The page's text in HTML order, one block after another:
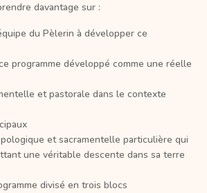
davantage sur :
du Pèlerin à développer ce
programme développé comme une réelle
et pastorale dans le contexte
et sacramentelle particulière qui
une véritable descente dans sa terre
divisé en trois blocs